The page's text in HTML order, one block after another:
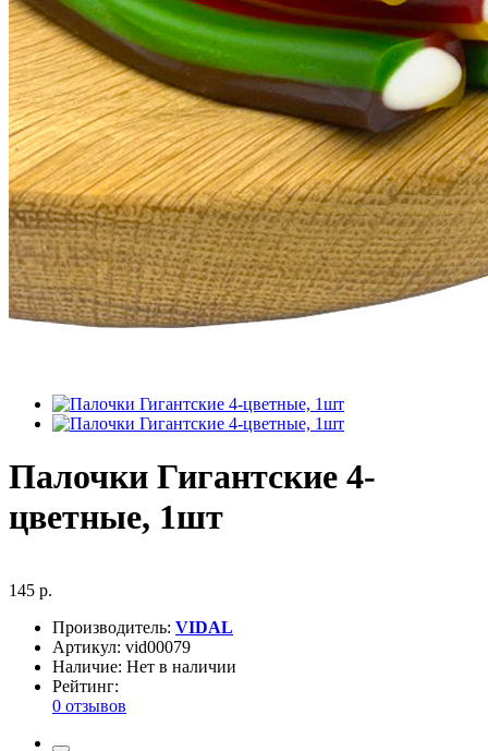
Палочки Гигантские 4-
цветные, 1шт
145 р.
Производитель: VIDAL
Артикул: vid00079
Наличие: Нет в наличии
Рейтинг:
0 отзывов